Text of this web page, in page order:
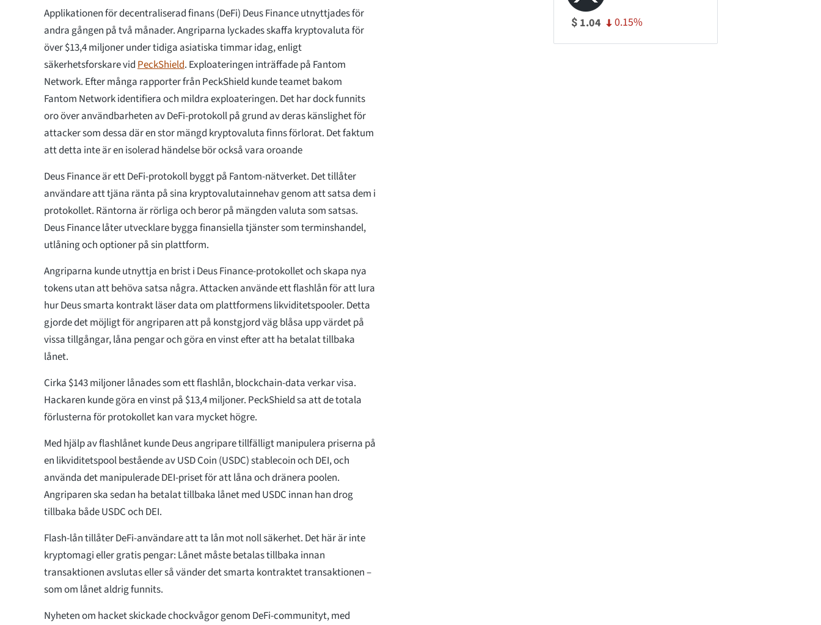
Applikationen för decentraliserad finans (DeFi) Deus Finance utnyttjades för
andra gången på två månader. Angriparna lyckades skaffa kryptovaluta för
över $13,4 miljoner under tidiga asiatiska timmar idag, enligt
säkerhetsforskare vidPeckShield. Exploateringen inträffade på Fantom
Network. Efter många rapporter från PeckShield kunde teamet bakom
Fantom Network identifiera och mildra exploateringen. Det har dock funnits
oro över användbarheten av DeFi-protokoll på grund av deras känslighet för
attacker som dessa där en stor mängd kryptovaluta finns förlorat. Det faktum
att detta inte är en isolerad händelse bör också vara oroande
Deus Finance är ett DeFi-protokoll byggt på Fantom-nätverket. Det tillåter
användare att tjäna ränta på sina kryptovalutainnehav genom att satsa dem i
protokollet. Räntorna är rörliga och beror på mängden valuta som satsas.
Deus Finance låter utvecklare bygga finansiella tjänster som terminshandel,
utlåning och optioner på sin plattform.
Angriparna kunde utnyttja en brist i Deus Finance-protokollet och skapa nya
tokens utan att behöva satsa några. Attacken använde ett flashlån för att lura
hur Deus smarta kontrakt läser data om plattformens likviditetspooler. Detta
gjorde det möjligt för angriparen att på konstgjord väg blåsa upp värdet på
vissa tillgångar, låna pengar och göra en vinst efter att ha betalat tillbaka
lånet.
Cirka $143 miljoner lånades som ett flashlån, blockchain-data verkar visa.
Hackaren kunde göra en vinst på $13,4 miljoner. PeckShield sa att de totala
förlusterna för protokollet kan vara mycket högre.
Med hjälp av flashlånet kunde Deus angripare tillfälligt manipulera priserna på
en likviditetspool bestående av USD Coin (USDC) stablecoin och DEI, och
använda det manipulerade DEI-priset för att låna och dränera poolen.
Angriparen ska sedan ha betalat tillbaka lånet med USDC innan han drog
tillbaka både USDC och DEI.
Flash-lån tillåter DeFi-användare att ta lån mot noll säkerhet. Det här är inte
kryptomagi eller gratis pengar: Lånet måste betalas tillbaka innan
transaktionen avslutas eller så vänder det smarta kontraktet transaktionen –
som om lånet aldrig funnits.
Nyheten om hacket skickade chockvågor genom DeFi-communityt, med
$ 1.04 0.15%